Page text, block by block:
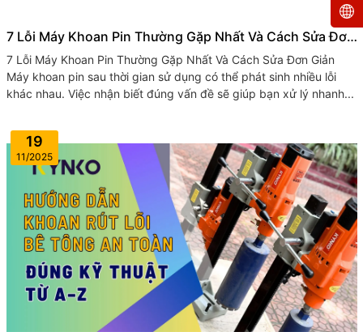
7 Lỗi Máy Khoan Pin Thường Gặp Nhất Và Cách Sửa Đơn
Giản
7 Lỗi Máy Khoan Pin Thường Gặp Nhất Và Cách Sửa Đơn Giản
Máy khoan pin sau thời gian sử dụng có thể phát sinh nhiều lỗi
khác nhau. Việc nhận biết đúng vấn đề sẽ giúp bạn xử lý nhanh...
19
11/2025